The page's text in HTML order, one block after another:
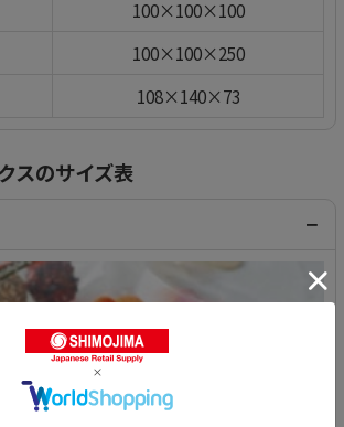
100×100×100
100×100×250
108×140×73
スのサイズ表